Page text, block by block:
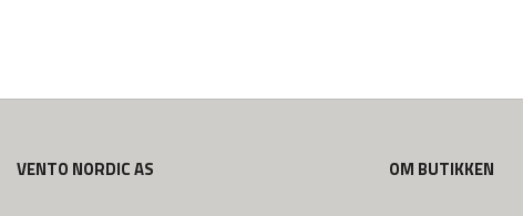
VENTO NORDIC AS OM BUTIKKEN